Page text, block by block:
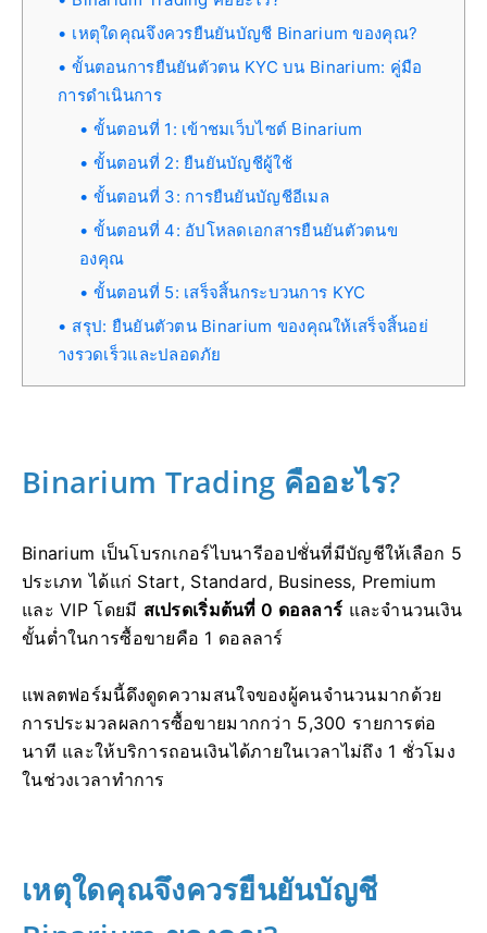
เหตุใดคุณจึงควรยืนยันบัญชี Binarium ของคุณ?
ขั้นตอนการยืนยันตัวตน KYC บน Binarium: คู่มือ
การดำเนินการ
ขั้นตอนที่ 1: เข้าชมเว็บไซต์ Binarium
ขั้นตอนที่ 2: ยืนยันบัญชีผู้ใช้
ขั้นตอนที่ 3: การยืนยันบัญชีอีเมล
ขั้นตอนที่ 4: อัปโหลดเอกสารยืนยันตัวตนข
องคุณ
ขั้นตอนที่ 5: เสร็จสิ้นกระบวนการ KYC
สรุป: ยืนยันตัวตน Binarium ของคุณให้เสร็จสิ้นอย่
างรวดเร็วและปลอดภัย
Binarium Trading คืออะไร?
Binarium เป็นโบรกเกอร์ไบนารีออปชั่นที่มีบัญชีให้เลือก 5
ประเภท ได้แก่ Start, Standard, Business, Premium
และ VIP โดยมี สเปรดเริ่มต้นที่ 0 ดอลลาร์ และจำนวนเงิน
ขั้นต่ำในการซื้อขายคือ 1 ดอลลาร์
แพลตฟอร์มนี้ดึงดูดความสนใจของผู้คนจำนวนมากด้วย
การประมวลผลการซื้อขายมากกว่า 5,300 รายการต่อ
นาที และให้บริการถอนเงินได้ภายในเวลาไม่ถึง 1 ชั่วโมง
ในช่วงเวลาทำการ
เหตุใดคุณจึงควรยืนยันบัญชี